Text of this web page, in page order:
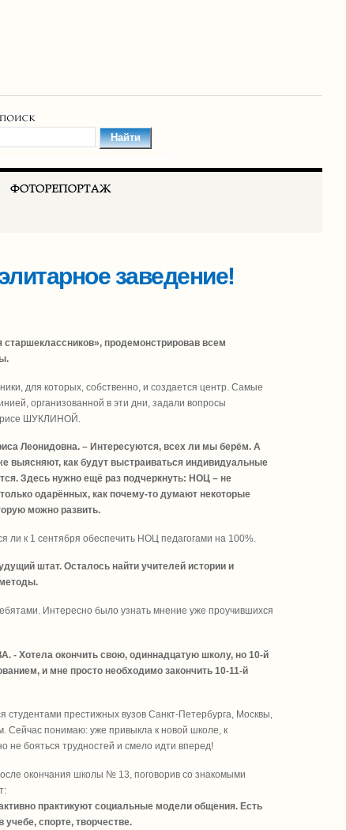
заведение!
продемонстрировав всем
для которых, собственно, и создается центр. Самые
организованной в эти дни, задали вопросы
ШУКЛИНОЙ.
Леонидовна. – Интересуются, всех ли мы берём. А
выясняют, как будут выстраиваться индивидуальные
Здесь нужно ещё раз подчеркнуть: НОЦ – не
одарённых, как почему-то думают некоторые
можно развить.
ли к 1 сентября обеспечить НОЦ педагогами на 100%.
штат. Осталось найти учителей истории и
Интересно было узнать мнение уже проучившихся
- Хотела окончить свою, одиннадцатую школу, но 10-й
и мне просто необходимо закончить 10-11-й
студентами престижных вузов Санкт-Петербурга, Москвы,
Сейчас понимаю: уже привыкла к новой школе, к
не бояться трудностей и смело идти вперед!
окончания школы № 13, поговорив со знакомыми
практикуют социальные модели общения. Есть
спорте, творчестве.